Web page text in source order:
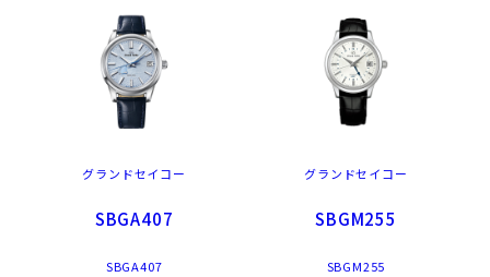
グランドセイコー
SBGA407
SBGA407
グランドセイコー
SBGM255
SBGM255